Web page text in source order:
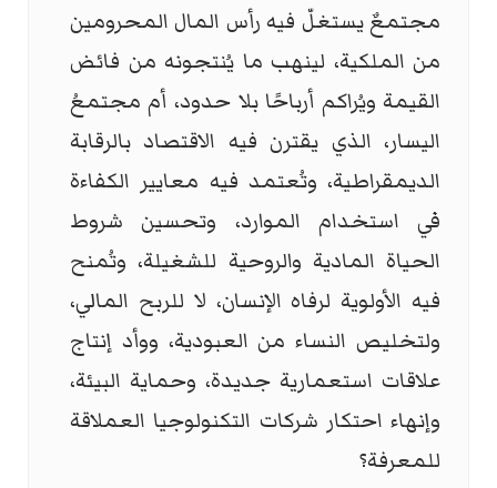
مجتمعٌ يستغلّ فيه رأس المال المحرومين
من الملكية، لينهب ما يُنتجونه من فائض
القيمة ويُراكم أرباحًا بلا حدود، أم مجتمعُ
اليسار، الذي يقترن فيه الاقتصاد بالرقابة
الديمقراطية، وتُعتمد فيه معايير الكفاءة
في استخدام الموارد، وتحسين شروط
الحياة المادية والروحية للشغيلة، وتُمنح
فيه الأولوية لرفاه الإنسان، لا للربح المالي،
ولتخليص النساء من العبودية، ووأد إنتاج
علاقات استعمارية جديدة، وحماية البيئة،
وإنهاء احتكار شركات التكنولوجيا العملاقة
للمعرفة؟